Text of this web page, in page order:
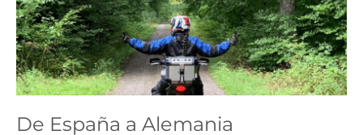
De España a Alemania
ruta
De España a Alemania